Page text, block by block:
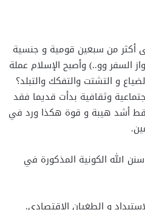
أكثر من سبعين قومية و جنسية
السفر وو..) وأصبح الإسلام عملة
و التشتت والتفكك والتبلد؟
وثقافية بدأت قديما فقد
أشد هيبة و قوة هكذا ورد في
الله الكونية المذكورة في
و الطغيان الاقتصادي.